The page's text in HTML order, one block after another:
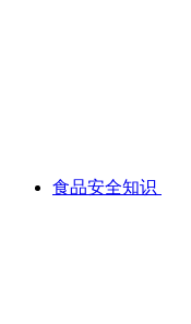
食品安全知识